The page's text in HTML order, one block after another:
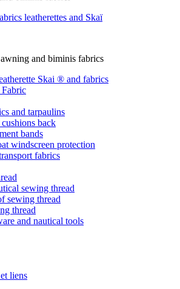
leatherettes and Skaï
and biminis fabrics
Skai ® and fabrics
and tarpaulins
back
bands
windscreen protection
fabrics
sewing thread
sewing thread
thread
and nautical tools
liens